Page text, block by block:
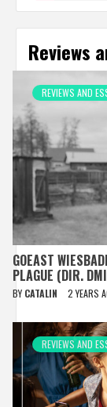
Reviews
REVIEWS AND
GOEAST
PLAGUE (DIR.
BY CATALIN 2 YEARS
REVIEWS AND